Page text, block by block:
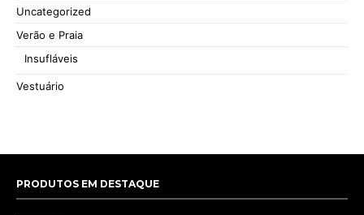
Uncategorized
Verão e Praia
Insufláveis
Vestuário
PRODUTOS EM DESTAQUE